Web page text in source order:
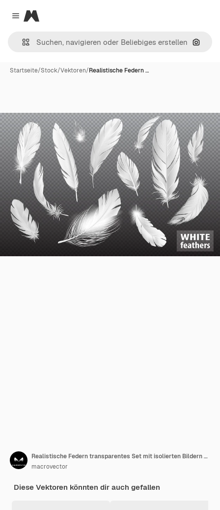
Close menu
Magnific
Nach
Startseite/Stock/Vektoren/Realistische Federn …
Realistische Federn transparentes Set mit isolierten Bildern von flauschigen Vogelfedern rein und glänzend mit Textvektorillustration
macrovector
Diese Vektoren könnten dir auch gefallen